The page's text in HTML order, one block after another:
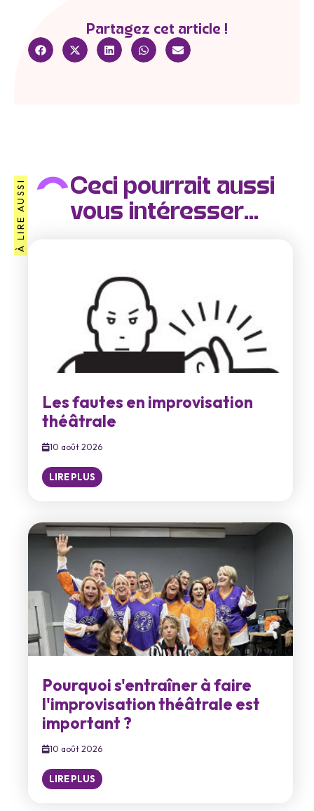
Partagez cet article !
À LIRE AUSSI
Ceci pourrait aussi
vous intéresser...
Les fautes en improvisation
théâtrale
10 août 2026
LIRE PLUS
Pourquoi s'entraîner à faire
l'improvisation théâtrale est
important ?
10 août 2026
LIRE PLUS